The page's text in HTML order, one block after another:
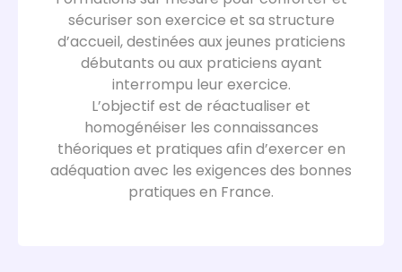
sécuriser son exercice et sa structure
d’accueil, destinées aux jeunes praticiens
débutants ou aux praticiens ayant
interrompu leur exercice.
L’objectif est de réactualiser et
homogénéiser les connaissances
théoriques et pratiques afin d’exercer en
adéquation avec les exigences des bonnes
pratiques en France.